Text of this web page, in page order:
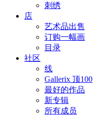
刺绣
店
艺术品出售
订购一幅画
目录
社区
线
Gallerix 顶100
最好的作品
新专辑
所有成员